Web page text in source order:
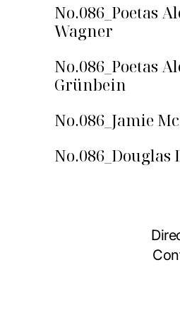
No.086_Poetas
Wagner
No.086_Poetas
Grünbein
No.086_Jamie
No.086_Douglas